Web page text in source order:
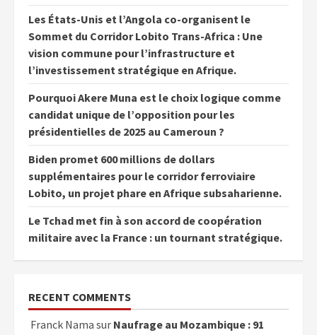
Les États-Unis et l’Angola co-organisent le
Sommet du Corridor Lobito Trans-Africa : Une
vision commune pour l’infrastructure et
l’investissement stratégique en Afrique.
Pourquoi Akere Muna est le choix logique comme
candidat unique de l’opposition pour les
présidentielles de 2025 au Cameroun ?
Biden promet 600 millions de dollars
supplémentaires pour le corridor ferroviaire
Lobito, un projet phare en Afrique subsaharienne.
Le Tchad met fin à son accord de coopération
militaire avec la France : un tournant stratégique.
RECENT COMMENTS
Franck Nama sur Naufrage au Mozambique : 91